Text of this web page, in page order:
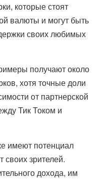
которые стоят
валюты и могут быть
своих любимых
получают около
хотя точные доли
от партнерской
Тик Током и
имеют потенциал
своих зрителей.
дохода, им